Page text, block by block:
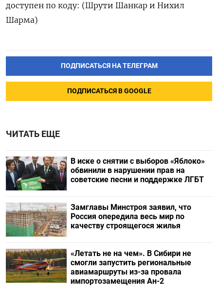
доступен по коду: (Шрути Шанкар и Нихил
Шарма)
ПОДПИСАТЬСЯ НА ТЕЛЕГРАМ
ПОДПИСАТЬСЯ В GOOGLE
ЧИТАТЬ ЕЩЕ
В иске о снятии с выборов «Яблоко»
обвинили в нарушении прав на
советские песни и поддержке ЛГБТ
Замглавы Минстроя заявил, что
Россия опередила весь мир по
качеству строящегося жилья
«Летать не на чем». В Сибири не
смогли запустить региональные
авиамаршруты из-за провала
импортозамещения Ан-2